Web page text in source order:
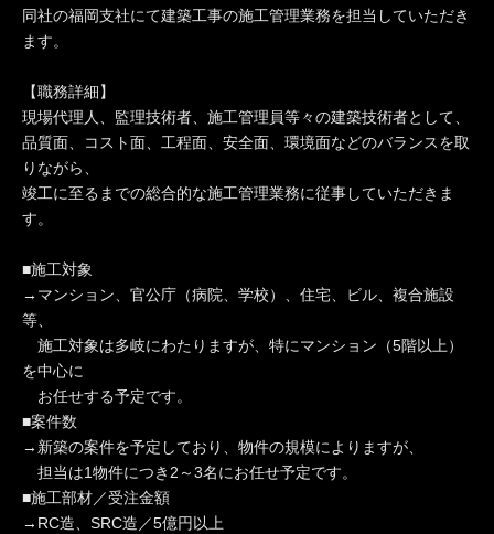
同社の福岡支社にて建築工事の施工管理業務を担当していただき
ます。
【職務詳細】
現場代理人、監理技術者、施工管理員等々の建築技術者として、
品質面、コスト面、工程面、安全面、環境面などのバランスを取
りながら、
竣工に至るまでの総合的な施工管理業務に従事していただきま
す。
■施工対象
→マンション、官公庁（病院、学校）、住宅、ビル、複合施設
等、
施工対象は多岐にわたりますが、特にマンション（5階以上）
を中心に
お任せする予定です。
■案件数
→新築の案件を予定しており、物件の規模によりますが、
担当は1物件につき2～3名にお任せ予定です。
■施工部材／受注金額
→RC造、SRC造／5億円以上